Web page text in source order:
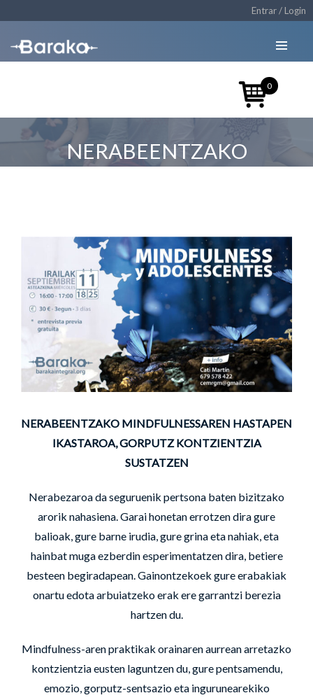
Entrar / Login
NERABEENTZAKO
NERABEENTZAKO MINDFULNESSAREN HASTAPEN
IKASTAROA, GORPUTZ KONTZIENTZIA
SUSTATZEN
Nerabezaroa da seguruenik pertsona baten bizitzako
arorik nahasiena. Garai honetan errotzen dira gure
balioak, gure barne irudia, gure grina eta nahiak, eta
hainbat muga ezberdin esperimentatzen dira, betiere
besteen begiradapean. Gainontzekoek gure erabakiak
onartu edota arbuiatzeko erak ere garrantzi berezia
hartzen du.
Mindfulness-aren praktikak orainaren aurrean arretazko
kontzientzia eusten laguntzen du, gure pentsamendu,
emozio, gorputz-sentsazio eta ingurunearekiko
0